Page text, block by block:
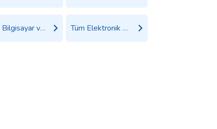
Tüm Bilgisayar ve Tablet Ürünleri Tüm Elektronik Ürünler Ürünleri